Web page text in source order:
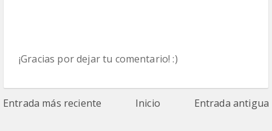
¡Gracias por dejar tu comentario! :)
Entrada más reciente Inicio Entrada antigua